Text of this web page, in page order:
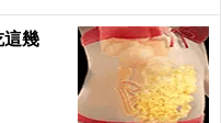
這幾